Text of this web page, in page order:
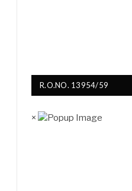
R.O.NO. 13954/59
×